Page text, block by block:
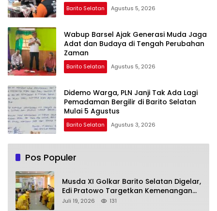
Barito Selatan Agustus 5, 2026
Wabup Barsel Ajak Generasi Muda Jaga
Adat dan Budaya di Tengah Perubahan
Zaman
Barito Selatan Agustus 5, 2026
Didemo Warga, PLN Janji Tak Ada Lagi
Pemadaman Bergilir di Barito Selatan
Mulai 5 Agustus
Barito Selatan Agustus 3, 2026
Pos Populer
Musda XI Golkar Barito Selatan Digelar,
Edi Pratowo Targetkan Kemenangan
Partai pada Pemilu Mendatang
Juli 19, 2026 131